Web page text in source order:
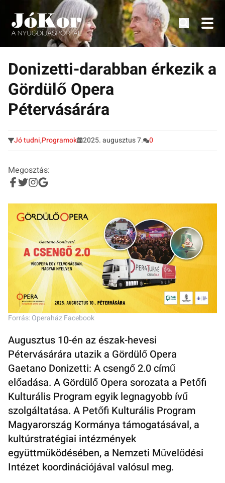
Tovább
tartalomra
Tudnivalók, érdekességek idősek számára.
Donizetti-darabban érkezik a
Gördülő Opera
Pétervásárára
Jó tudni,Programok 2025. augusztus 7. 0
Megosztás:
Forrás: Operaház Facebook
Augusztus 10-én az észak-hevesi
Pétervásárára utazik a Gördülő Opera
Gaetano Donizetti: A csengő 2.0 című
előadása. A Gördülő Opera sorozata a Petőfi
Kulturális Program egyik legnagyobb ívű
szolgáltatása. A Petőfi Kulturális Program
Magyarország Kormánya támogatásával, a
kultúrstratégiai intézmények
együttműködésében, a Nemzeti Művelődési
Intézet koordinációjával valósul meg.